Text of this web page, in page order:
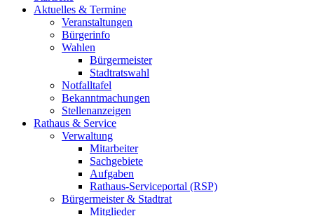
Aktuelles & Termine
Veranstaltungen
Bürgerinfo
Wahlen
Bürgermeister
Stadtratswahl
Notfalltafel
Bekanntmachungen
Stellenanzeigen
Rathaus & Service
Verwaltung
Mitarbeiter
Sachgebiete
Aufgaben
Rathaus-Serviceportal (RSP)
Bürgermeister & Stadtrat
Mitglieder